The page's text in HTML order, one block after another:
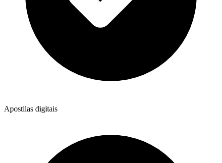
Apostilas digitais